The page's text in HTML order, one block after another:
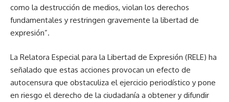
como la destrucción de medios, violan los derechos
fundamentales y restringen gravemente la libertad de
expresión”.
La Relatora Especial para la Libertad de Expresión (RELE) ha
señalado que estas acciones provocan un efecto de
autocensura que obstaculiza el ejercicio periodístico y pone
en riesgo el derecho de la ciudadanía a obtener y difundir